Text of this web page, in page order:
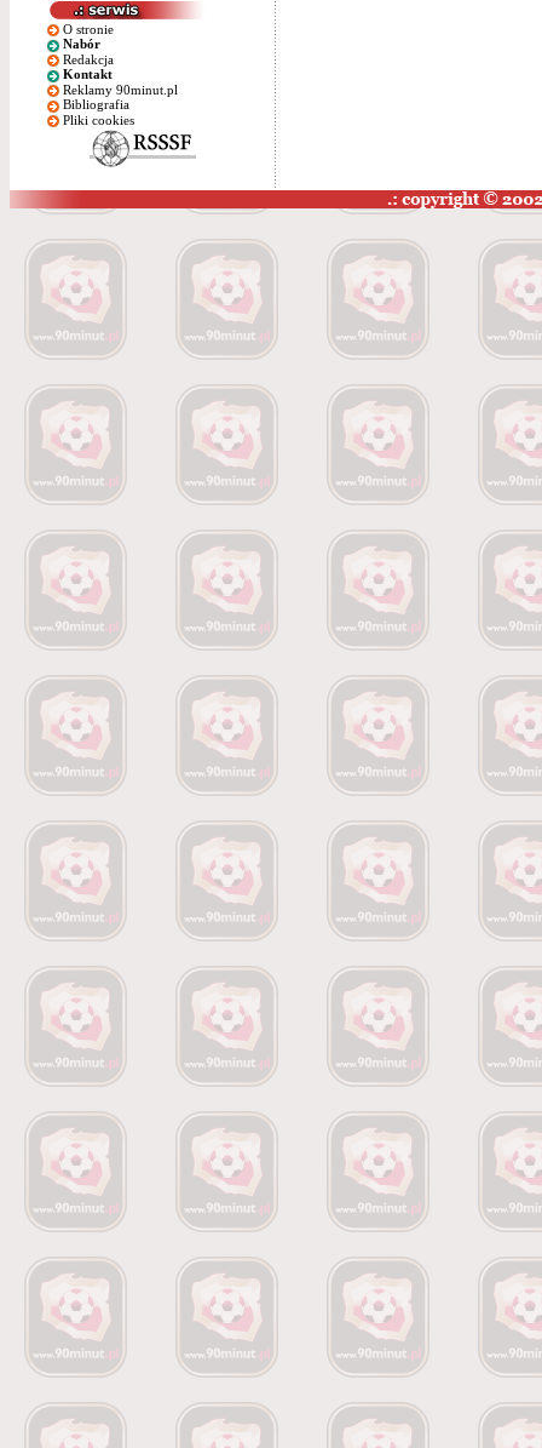
O stronie
Nabór
Redakcja
Kontakt
Reklamy 90minut.pl
Bibliografia
Pliki cookies